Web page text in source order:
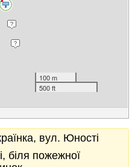
100 m
500 ft
вул. Юності
біля пожежної